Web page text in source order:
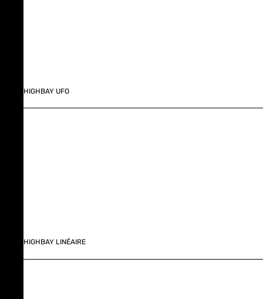
HIGHBAY UFO
HIGHBAY LINÉAIRE